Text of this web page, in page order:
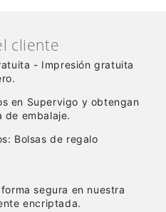
cliente
- Impresión gratuita
en Supervigo y obtengan
de embalaje.
Bolsas de regalo
segura en nuestra
encriptada.